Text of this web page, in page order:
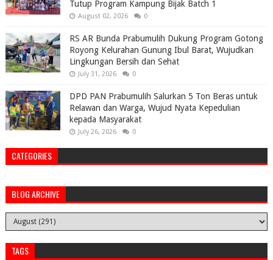
Tutup Program Kampung Bijak Batch 1
August 02, 2026 0
RS AR Bunda Prabumulih Dukung Program Gotong
Royong Kelurahan Gunung Ibul Barat, Wujudkan
Lingkungan Bersih dan Sehat
July 31, 2026 0
DPD PAN Prabumulih Salurkan 5 Ton Beras untuk
Relawan dan Warga, Wujud Nyata Kepedulian
kepada Masyarakat
July 26, 2026 0
CATEGORIES
BLOG ARCHIVE
TAGS